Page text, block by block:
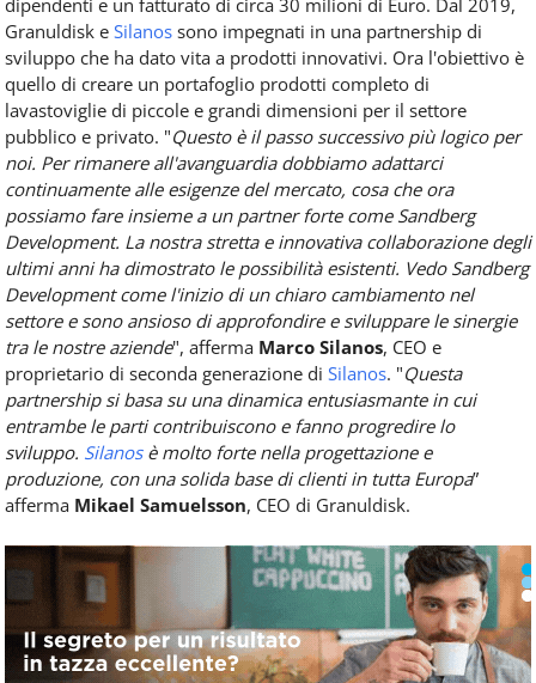
dipendenti e un fatturato di circa 30 milioni di Euro. Dal 2019,
Granuldisk e Silanos sono impegnati in una partnership di
sviluppo che ha dato vita a prodotti innovativi. Ora l'obiettivo è
quello di creare un portafoglio prodotti completo di
lavastoviglie di piccole e grandi dimensioni per il settore
pubblico e privato. "Questo è il passo successivo più logico per
noi. Per rimanere all'avanguardia dobbiamo adattarci
continuamente alle esigenze del mercato, cosa che ora
possiamo fare insieme a un partner forte come Sandberg
Development. La nostra stretta e innovativa collaborazione degli
ultimi anni ha dimostrato le possibilità esistenti. Vedo Sandberg
Development come l'inizio di un chiaro cambiamento nel
settore e sono ansioso di approfondire e sviluppare le sinergie
tra le nostre aziende", afferma Marco Silanos, CEO e
proprietario di seconda generazione di Silanos. "Questa
partnership si basa su una dinamica entusiasmante in cui
entrambe le parti contribuiscono e fanno progredire lo
sviluppo. Silanosè molto forte nella progettazione e
produzione, con una solida base di clienti in tutta Europa”
afferma Mikael Samuelsson, CEO di Granuldisk.